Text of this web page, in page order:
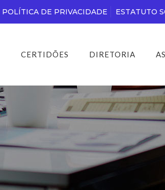
POLÍTICA DE PRIVACIDADE ESTATUTO
CERTIDÕES DIRETORIA